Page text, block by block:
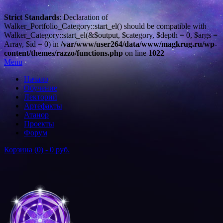
Strict Standards: Declaration of
Walker_Portfolio_Category::start_el() should be compatible with
Walker_Category::start_el(&$output, $category, $depth = 0, $args =
Array, $id = 0) in /var/www/user264/data/www/magkrug.ru/wp-
content/themes/razzo/functions.php on line1022
Menu
Начало
Обучение
Лекторий
Артефакты
Атанор
Проекты
Форум
Корзина (0) - 0 руб.